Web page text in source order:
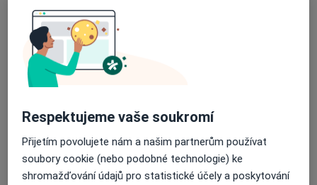
Ambulance plastické chirurgie
Podpěrova 6, Brno
se otevře v nové záložce
Dostupnost
Na této adrese online kalendář není aktivní
Co mám v takové situaci udělat?
Respektujeme vaše soukromí
Přijetím povolujete nám a našim partnerům používat
soubory cookie (nebo podobné technologie) ke
shromažďování údajů pro statistické účely a poskytování